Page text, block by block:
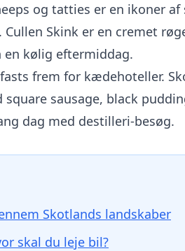
og tatties er en ikoner
Skink er en cremet
en kølig eftermiddag.
frem for kædehoteller.
sausage, black
dag med destilleri-besøg.
Skotlands landskaber
skal du leje bil?